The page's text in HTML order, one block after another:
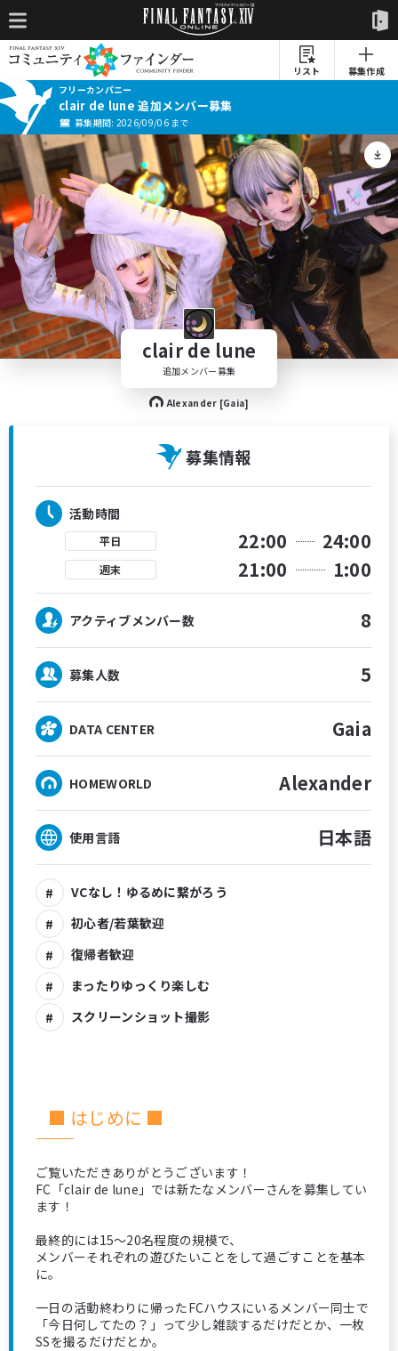
リスト
募集作成
フリーカンパニー
clair de lune 追加メンバー募集
募集期間: 2026/09/06 まで
clair de lune
追加メンバー募集
Alexander [Gaia]
募集情報
活動時間
平日 22:00 24:00
週末 21:00 1:00
アクティブメンバー数 8
募集人数 5
DATA CENTER Gaia
HOMEWORLD Alexander
使用言語 日本語
VCなし！ゆるめに繋がろう
初心者/若葉歓迎
復帰者歓迎
まったりゆっくり楽しむ
スクリーンショット撮影
■ はじめに ■
―――――――――――――――――――――――――――
ご覧いただきありがとうございます！
FC「clair de lune」では新たなメンバーさんを募集してい
ます！
最終的には15～20名程度の規模で、
メンバーそれぞれの遊びたいことをして過ごすことを基本
に。
一日の活動終わりに帰ったFCハウスにいるメンバー同士で
「今日何してたの？」って少し雑談するだけだとか、一枚
SSを撮るだけだとか。